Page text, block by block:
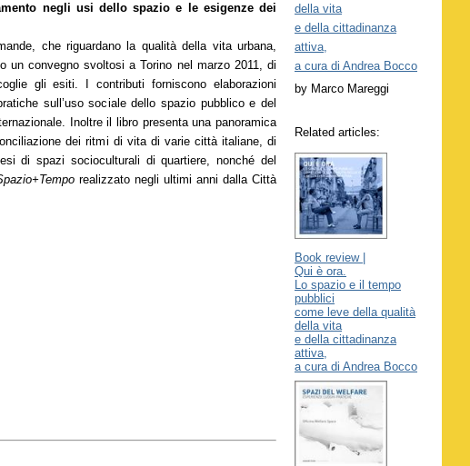
negli usi dello spazio e le esigenze dei
che riguardano la qualità della vita urbana,
un convegno svoltosi a Torino nel marzo 2011, di
gli esiti. I contributi forniscono elaborazioni
sull’uso sociale dello spazio pubblico e del
Inoltre il libro presenta una panoramica
dei ritmi di vita di varie città italiane, di
di spazi socioculturali di quartiere, nonché del
realizzato negli ultimi anni dalla Città
della vita
e della cittadinanza
attiva,
a cura di Andrea Bocco
by Marco Mareggi
Related articles:
Book review |
Qui è ora.
Lo spazio e il tempo
pubblici
come leve della qualità
della vita
e della cittadinanza
attiva,
a cura di Andrea Bocco